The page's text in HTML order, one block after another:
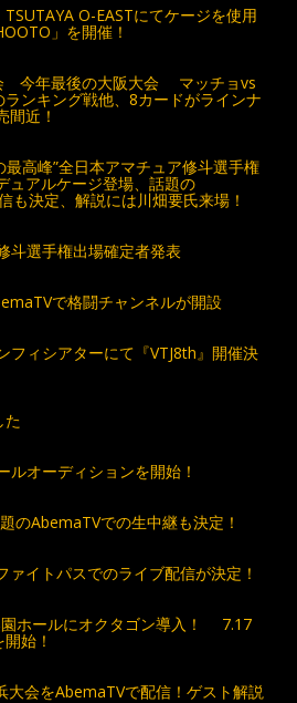
O-EASTにてケージを使用
」を開催！
今年最後の大阪大会 マッチョvs
ンキング戦他、8カードがラインナ
近！
高峰”全日本アマチュア修斗選手権
アルケージ登場、話題の
も決定、解説には川畑要氏来場！
斗選手権出場確定者発表
で格闘チャンネルが開設
フィシアターにて『VTJ8th』開催決
た
オーディションを開始！
のAbemaTVでの生中継も決定！
ァイトパスでのライブ配信が決定！
園ホールにオクタゴン導入！ 7.17
始！
大会をAbemaTVで配信！ゲスト解説